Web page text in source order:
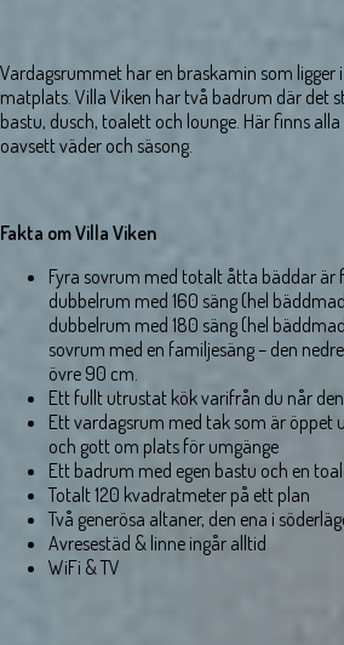
Vardagsrummet har en braskamin som ligger
matplats. Villa Viken har två badrum där det
bastu, dusch, toalett och lounge. Här finns
oavsett väder och säsong.
Fakta om Villa Viken
Fyra sovrum med totalt åtta bäddar är
dubbelrum med 160 säng (hel
dubbelrum med 180 säng (hel
sovrum med en familjesäng – den
övre 90 cm.
Ett fullt utrustat kök varifrån du når
Ett vardagsrum med tak som är öppet
och gott om plats för umgänge
Ett badrum med egen bastu och en
Totalt 120 kvadratmeter på ett plan
Två generösa altaner, den ena i
Avresestäd & linne ingår alltid
WiFi & TV